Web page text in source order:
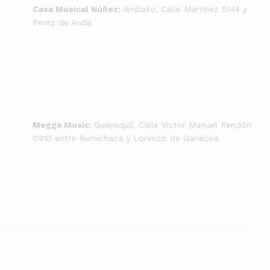
Casa Musical Núñez: Ambato, Calle Martinez 0144 y
Perez de Anda
Megga Music: Guayaquil, Calle Víctor Manuel Rendón
0910 entre Rumichaca y Lorenzo de Garaicoa